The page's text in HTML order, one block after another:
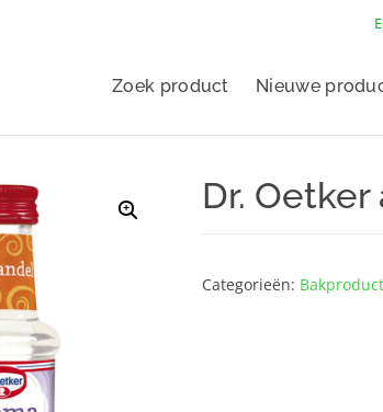
Zoek product Nieuwe
Dr.
Categorieën: